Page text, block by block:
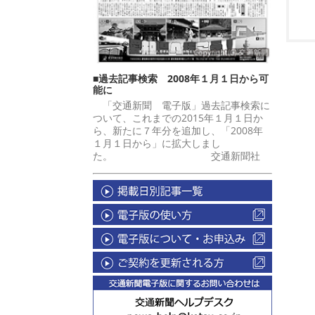
■過去記事検索 2008年１月１日から可
能に
「交通新聞 電子版」過去記事検索に
ついて、これまでの2015年１月１日か
ら、新たに７年分を追加し、「2008年
１月１日から」に拡大しまし
た。 交通新聞社